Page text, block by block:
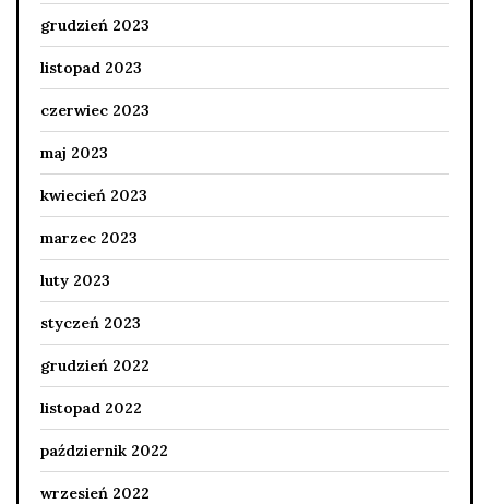
grudzień 2023
listopad 2023
czerwiec 2023
maj 2023
kwiecień 2023
marzec 2023
luty 2023
styczeń 2023
grudzień 2022
listopad 2022
październik 2022
wrzesień 2022